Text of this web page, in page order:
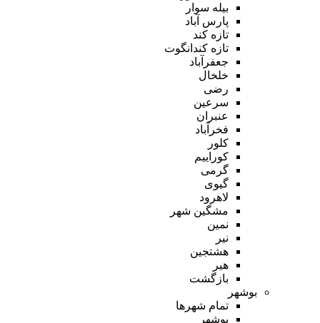
بیله سوار
پارس آباد
تازه کند
تازه کندانگوت
جعفرآباد
خلخال
رضی
سرعین
عنبران
فخرآباد
کلور
کوراییم
گرمی
گیوی
لاهرود
مشگین شهر
نمین
نیر
هشتجین
هیر
بازگشت
بوشهر
تمام شهر‌ها
بوشهر